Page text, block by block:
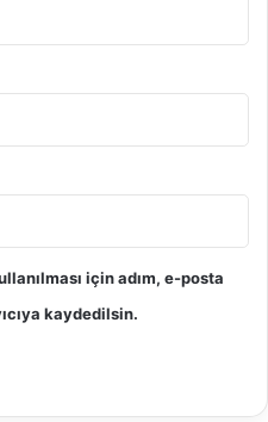
için adım, e-posta
kaydedilsin.